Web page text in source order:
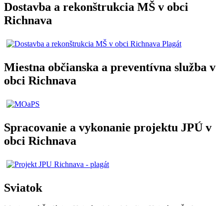
Dostavba a rekonštrukcia MŠ v obci
Richnava
Miestna občianska a preventívna služba v
obci Richnava
Spracovanie a vykonanie projektu JPÚ v
obci Richnava
Sviatok